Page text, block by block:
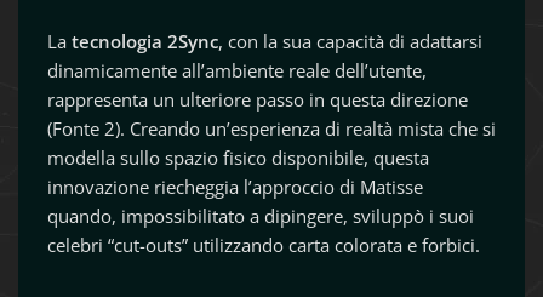
La tecnologia 2Sync, con la sua capacità di adattarsi
dinamicamente all’ambiente reale dell’utente,
rappresenta un ulteriore passo in questa direzione
(Fonte 2). Creando un’esperienza di realtà mista che si
modella sullo spazio fisico disponibile, questa
innovazione riecheggia l’approccio di Matisse
quando, impossibilitato a dipingere, sviluppò i suoi
celebri “cut-outs” utilizzando carta colorata e forbici.